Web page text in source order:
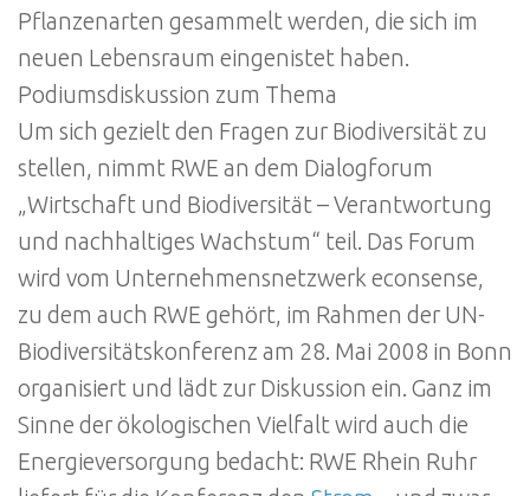
Pflanzenarten gesammelt werden, die sich im
neuen Lebensraum eingenistet haben.
Podiumsdiskussion zum Thema
Um sich gezielt den Fragen zur Biodiversität zu
stellen, nimmt RWE an dem Dialogforum
„Wirtschaft und Biodiversität – Verantwortung
und nachhaltiges Wachstum“ teil. Das Forum
wird vom Unternehmensnetzwerk econsense,
zu dem auch RWE gehört, im Rahmen der UN-
Biodiversitätskonferenz am 28. Mai 2008 in Bonn
organisiert und lädt zur Diskussion ein. Ganz im
Sinne der ökologischen Vielfalt wird auch die
Energieversorgung bedacht: RWE Rhein Ruhr